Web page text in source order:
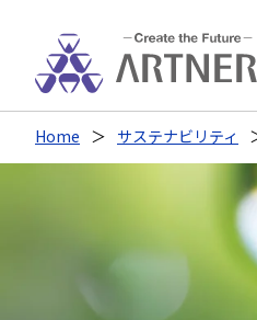
Home サステナビリティ